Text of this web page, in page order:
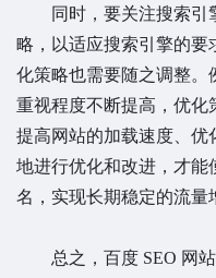
同时，要关注搜索引
略，以适应搜索引擎的要
化策略也需要随之调整。
重视程度不断提高，优化
提高网站的加载速度、优
地进行优化和改进，才能
名，实现长期稳定的流量
总之，百度 SEO 网站